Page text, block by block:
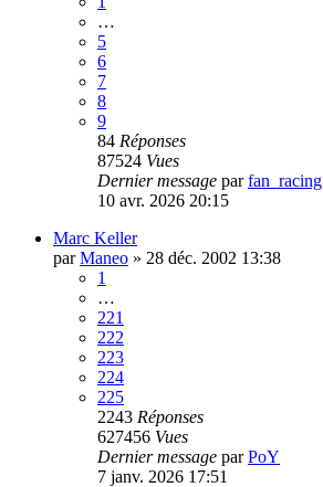
…
5
6
7
8
9
84 Réponses
87524 Vues
Dernier message parfan_racing
10 avr. 2026 20:15
Marc Keller
parManeo » 28 déc. 2002 13:38
1
…
221
222
223
224
225
2243 Réponses
627456 Vues
Dernier message parPoY
7 janv. 2026 17:51